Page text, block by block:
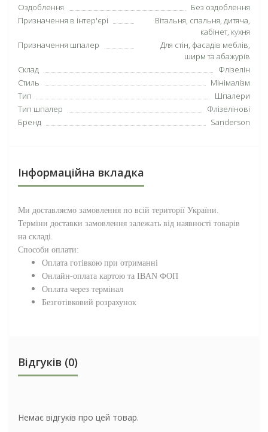
Оздоблення
Без оздоблення
Призначення в інтер'єрі
Вітальня, спальня, дитяча,
кабінет, кухня
Призначення шпалер
Для стін, фасадів меблів,
ширм та абажурів
Склад
Флізелін
Стиль
Мінімалізм
Тип
Шпалери
Тип шпалер
Флізелінові
Бренд
Sanderson
Інформаційна вкладка
Ми доставляємо замовлення по всій території України.
Терміни доставки замовлення залежать від наявності товарів
на складі.
Способи оплати:
Оплата готівкою при отриманні
Онлайн-оплата картою та IBAN ФОП
Оплата через термінал
Безготівковий розрахунок
Відгуків (0)
Немає відгуків про цей товар.